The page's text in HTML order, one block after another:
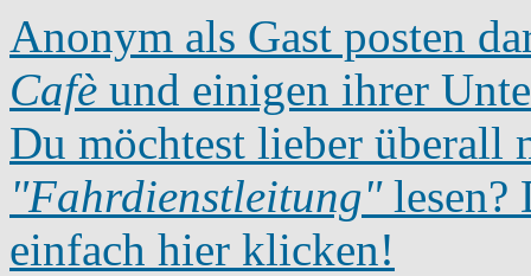
Anonym als Gast posten
Cafè und einigen ihrer
Du möchtest lieber überall
"Fahrdienstleitung"lesen?
einfach hier klicken!